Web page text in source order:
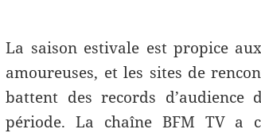
La saison estivale est propice
amoureuses, et les sites de
battent des records d’audience
période. La chaîne BFM TV a